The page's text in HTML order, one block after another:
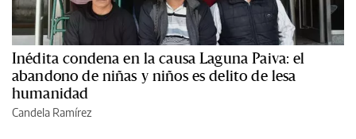
Inédita condena en la causa Laguna Paiva: el
abandono de niñas y niños es delito de lesa
humanidad
Candela Ramírez